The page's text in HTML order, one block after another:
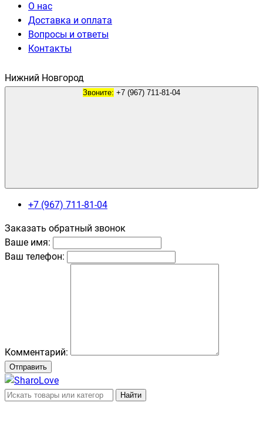
О нас
Доставка и оплата
Вопросы и ответы
Контакты
Нижний Новгород
Звоните:
+7 (967) 711-81-04
Заказать обратный звонок
Ваше имя:
Ваш телефон:
Комментарий:
Отправить
Найти